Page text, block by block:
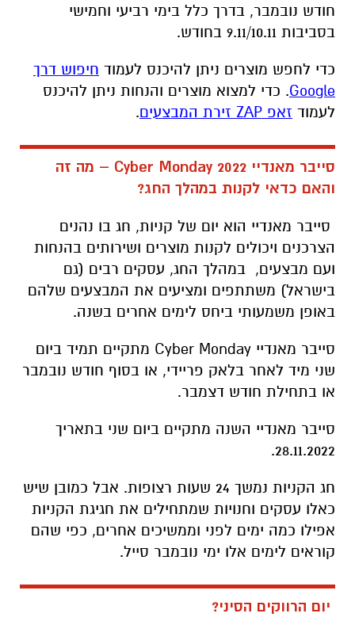
חודש נובמבר, בדרך כלל בימי רביעי וחמישי
בסביבות 9.11/10.11 בחודש.
כדי לחפש מוצרים ניתן להיכנס לעמוד חיפוש דרך
Google. כדי למצוא מוצרים והנחות ניתן להיכנס
לעמוד זאפ ZAP זירת המבצעים .
סייבר מאנדיי Cyber Monday 2022 – מה זה
והאם כדאי לקנות במהלך החג?
סייבר מאנדיי הוא יום של קניות, חג בו נהנים
הצרכנים ויכולים לקנות מוצרים ושירותים בהנחות
ועם מבצעים,
במהלך החג, עסקים רבים (גם
בישראל) משתתפים ומציעים את המבצעים שלהם
באופן משמעותי ביחס לימים אחרים בשנה.
סייבר מאנדיי Cyber Monday מתקיים תמיד ביום
שני מיד לאחר בלאק פריידי, או בסוף חודש נובמבר
או בתחילת חודש דצמבר.
סייבר מאנדיי השנה מתקיים ביום שני בתאריך
28.11.2022.
חג הקניות נמשך 24 שעות רצופות. אבל כמובן שיש
כאלו עסקים וחנויות שמתחילים את חגיגת הקניות
אפילו כמה ימים לפני וממשיכים אחרים, כפי שהם
קוראים לימים אלו ימי נובמבר סייל.
יום הרווקים הסיני?